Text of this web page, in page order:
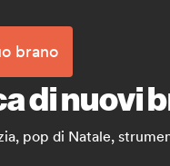
brano
di nuovi
pop di Natale,